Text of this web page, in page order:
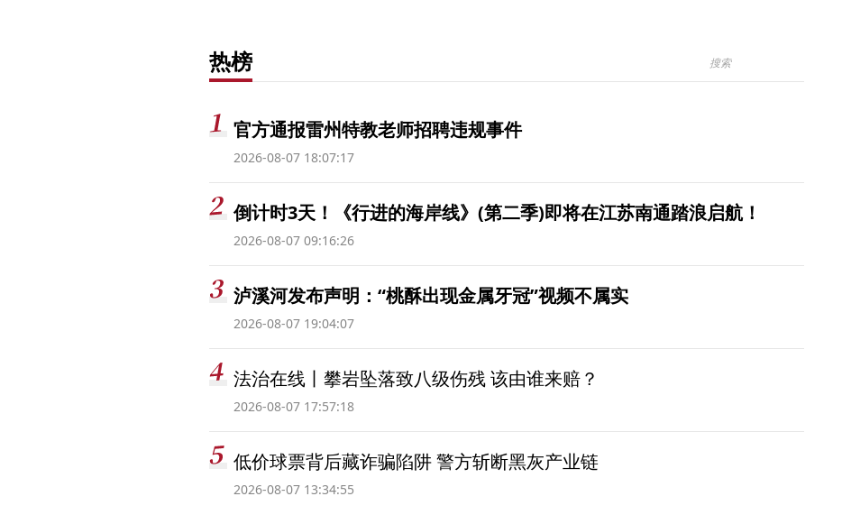
热榜
官方通报雷州特教老师招聘违规事件
2026-08-07 18:07:17
倒计时3天！《行进的海岸线》(第二季)即将在江苏南通踏浪启航！
2026-08-07 09:16:26
泸溪河发布声明：“桃酥出现金属牙冠”视频不属实
2026-08-07 19:04:07
法治在线丨攀岩坠落致八级伤残 该由谁来赔？
2026-08-07 17:57:18
低价球票背后藏诈骗陷阱 警方斩断黑灰产业链
2026-08-07 13:34:55